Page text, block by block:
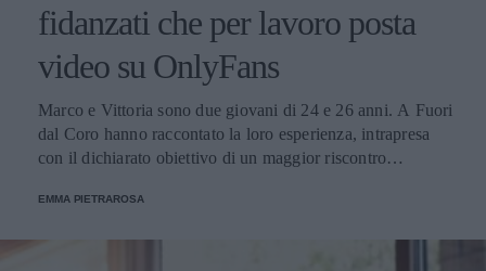
fidanzati che per lavoro posta
video su OnlyFans
Marco e Vittoria sono due giovani di 24 e 26 anni. A Fuori
dal Coro hanno raccontato la loro esperienza, intrapresa
con il dichiarato obiettivo di un maggior riscontro
EMMA PIETRAROSA